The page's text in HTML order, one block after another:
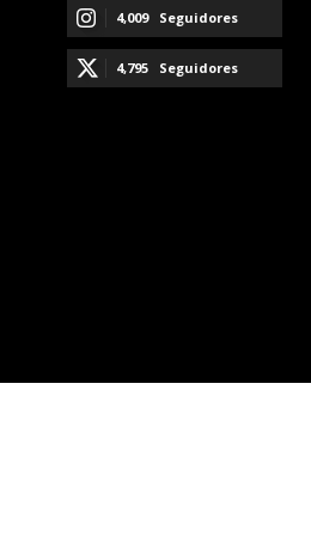
4,009 Seguidores
SEGUIR
4,795 Seguidores